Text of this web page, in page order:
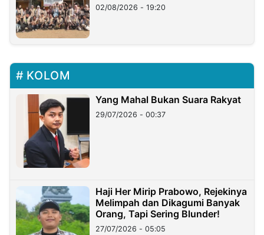
02/08/2026 - 19:20
KOLOM
Yang Mahal Bukan Suara Rakyat
29/07/2026 - 00:37
Haji Her Mirip Prabowo, Rejekinya
Melimpah dan Dikagumi Banyak
Orang, Tapi Sering Blunder!
27/07/2026 - 05:05